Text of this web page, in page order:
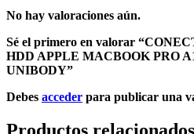
No hay valoraciones aún.
Sé el primero en valorar
HDD APPLE MACBOOK PRO
UNIBODY”
Debes acceder para publicar una